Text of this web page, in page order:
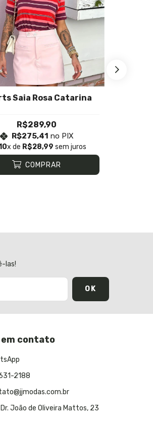
Saia Rosa Catarina
R$289,90
R$275,41 no PIX
x de R$28,99 sem juros
COMPRAR
las!
contato
2188
Dr. João de Oliveira Mattos, 23